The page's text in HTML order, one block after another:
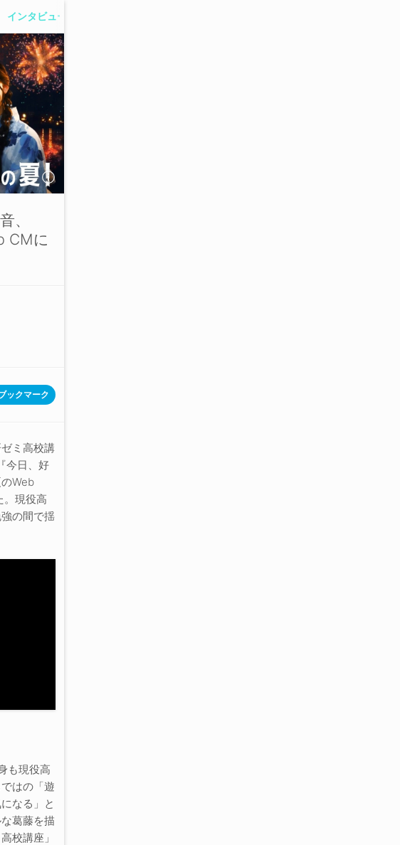
インタビュー
、
CMに
ックマーク
ミ高校講
今日、好
Web
。現役高
の間で揺
も現役高
はの「遊
なる」と
葛藤を描
校講座」